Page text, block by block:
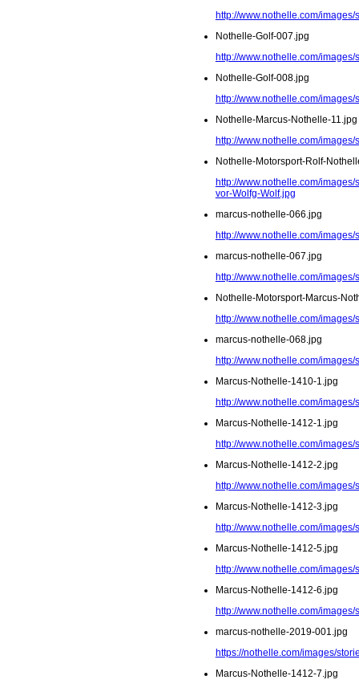
http://www.nothelle.com/
Nothelle-Golf-007.jpg
http://www.nothelle.com/
Nothelle-Golf-008.jpg
http://www.nothelle.com/
Nothelle-Marcus-Nothelle-11.jpg
http://www.nothelle.com/
Nothelle-Motorsport-Rolf-
http://www.nothelle.com/
vor-Wolfg-Wolf.jpg
marcus-nothelle-066.jpg
http://www.nothelle.com/
marcus-nothelle-067.jpg
http://www.nothelle.com/
Nothelle-Motorsport-Marcus-
http://www.nothelle.com/
marcus-nothelle-068.jpg
http://www.nothelle.com/
Marcus-Nothelle-1410-1.jpg
http://www.nothelle.com/
Marcus-Nothelle-1412-1.jpg
http://www.nothelle.com/
Marcus-Nothelle-1412-2.jpg
http://www.nothelle.com/
Marcus-Nothelle-1412-3.jpg
http://www.nothelle.com/
Marcus-Nothelle-1412-5.jpg
http://www.nothelle.com/
Marcus-Nothelle-1412-6.jpg
http://www.nothelle.com/
marcus-nothelle-2019-001.jpg
https://nothelle.com/images/
Marcus-Nothelle-1412-7.jpg